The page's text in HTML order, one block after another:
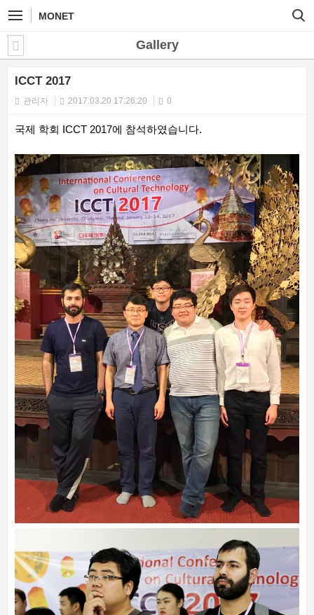
MONET
Gallery
ICCT 2017
관리자 2017.03.20 17:26:20 0
국제 학회 ICCT 2017에 참석하였습니다.